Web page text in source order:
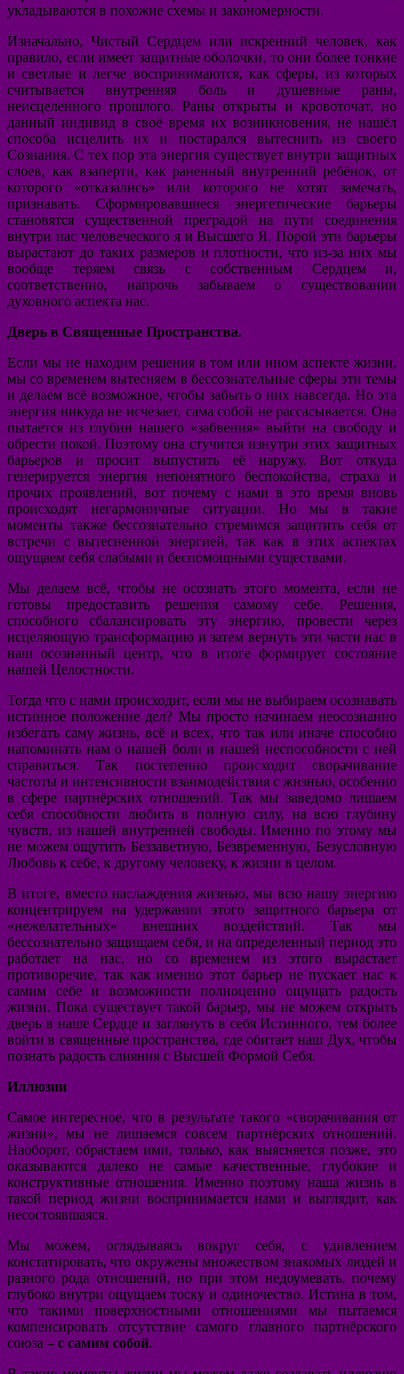
укладываются в похожие схемы и закономерности.
Изначально, Чистый Сердцем или искренний человек, как
правило, если имеет защитные оболочки, то они более тонкие
и светлые и легче воспринимаются, как сферы, из которых
считывается внутренняя боль и душевные раны,
неисцеленного прошлого. Раны открыты и кровоточат, но
данный индивид в своё время их возникновения, не нашёл
способа исцелить их и постарался вытеснить из своего
Сознания. С тех пор эта энергия существует внутри защитных
слоев, как взаперти, как раненный внутренний ребёнок, от
которого «отказались» или которого не хотят замечать,
признавать. Сформировавшиеся энергетические барьеры
становятся существенной преградой на пути соединения
внутри нас человеческого я и Высшего Я. Порой эти барьеры
вырастают до таких размеров и плотности, что из-за них мы
вообще теряем связь с собственным Сердцем и,
соответственно, напрочь забываем о существовании
духовного аспекта нас.
Дверь в Священные Пространства.
Если мы не находим решения в том или ином аспекте жизни,
мы со временем вытесняем в бессознательные сферы эти темы
и делаем всё возможное, чтобы забыть о них навсегда. Но эта
энергия никуда не исчезает, сама собой не рассасывается. Она
пытается из глубин нашего «забвения» выйти на свободу и
обрести покой. Поэтому она стучится изнутри этих защитных
барьеров и просит выпустить её наружу. Вот откуда
генерируется энергия непонятного беспокойства, страха и
прочих проявлений, вот почему с нами в это время вновь
происходят негармоничные ситуации. Но мы в такие
моменты также бессознательно стремимся защитить себя от
встречи с вытесненной энергией, так как в этих аспектах
ощущаем себя слабыми и беспомощными существами.
Мы делаем всё, чтобы не осознать этого момента, если не
готовы предоставить решения самому себе. Решения,
способного сбалансировать эту энергию, провести через
исцеляющую трансформацию и затем вернуть эти части нас в
наш осознанный центр, что в итоге формирует состояние
нашей Целостности.
Тогда что с нами происходит, если мы не выбираем осознавать
истинное положение дел? Мы просто начинаем неосознанно
избегать саму жизнь, всё и всех, что так или иначе способно
напоминать нам о нашей боли и нашей неспособности с ней
справиться. Так постепенно происходит сворачивание
частоты и интенсивности взаимодействия с жизнью, особенно
в сфере партнёрских отношений. Так мы заведомо лишаем
себя способности любить в полную силу, на всю глубину
чувств, из нашей внутренней свободы. Именно по этому мы
не можем ощутить Беззаветную, Безвременную, Безусловную
Любовь к себе, к другому человеку, к жизни в целом.
В итоге, вместо наслаждения жизнью, мы всю нашу энергию
концентрируем на удержании этого защитного барьера от
«нежелательных» внешних воздействий. Так мы
бессознательно защищаем себя, и на определенный период это
работает на нас, но со временем из этого вырастает
противоречие, так как именно этот барьер не пускает нас к
самим себе и возможности полноценно ощущать радость
жизни. Пока существует такой барьер, мы не можем открыть
дверь в наше Сердце и заглянуть в себя Истинного, тем более
войти в священные пространства, где обитает наш Дух, чтобы
познать радость слияния с Высшей Формой Себя.
Иллюзии
Самое интересное, что в результате такого «сворачивания от
жизни», мы не лишаемся совсем партнёрских отношений.
Наоборот, обрастаем ими, только, как выясняется позже, это
оказываются далеко не самые качественные, глубокие и
конструктивные отношения. Именно поэтому наша жизнь в
такой период жизни воспринимается нами и выглядит, как
несостоявшаяся.
Мы можем, оглядываясь вокруг себя, с удивлением
констатировать, что окружены множеством знакомых людей и
разного рода отношений, но при этом недоумевать, почему
глубоко внутри ощущаем тоску и одиночество. Истина в том,
что такими поверхностными отношениями мы пытаемся
компенсировать отсутствие самого главного партнёрского
союза – с самим собой.